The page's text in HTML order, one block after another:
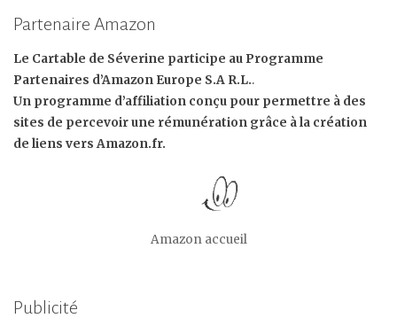
Partenaire Amazon
Le Cartable de Séverine participe au Programme
Partenaires d’Amazon Europe S.A R.L..
Un programme d’affiliation conçu pour permettre à des
sites de percevoir une rémunération grâce à la création
de liens vers Amazon.fr.
Amazon accueil
Publicité